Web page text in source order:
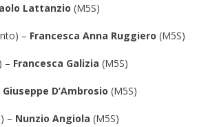
Lattanzio (M5S)
– Francesca Anna Ruggiero (M5S)
– Francesca Galizia (M5S)
Giuseppe D’Ambrosio (M5S)
– Nunzio Angiola (M5S)